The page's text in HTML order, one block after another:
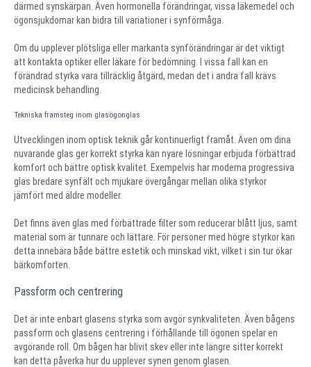
därmed synskärpan. Även hormonella förändringar, vissa läkemedel och
ögonsjukdomar kan bidra till variationer i synförmåga.
Om du upplever plötsliga eller markanta synförändringar är det viktigt
att kontakta optiker eller läkare för bedömning. I vissa fall kan en
förändrad styrka vara tillräcklig åtgärd, medan det i andra fall krävs
medicinsk behandling.
Tekniska framsteg inom glasögonglas
Utvecklingen inom optisk teknik går kontinuerligt framåt. Även om dina
nuvarande glas ger korrekt styrka kan nyare lösningar erbjuda förbättrad
komfort och bättre optisk kvalitet. Exempelvis har moderna progressiva
glas bredare synfält och mjukare övergångar mellan olika styrkor
jämfört med äldre modeller.
Det finns även glas med förbättrade filter som reducerar blått ljus, samt
material som är tunnare och lättare. För personer med högre styrkor kan
detta innebära både bättre estetik och minskad vikt, vilket i sin tur ökar
bärkomforten.
Passform och centrering
Det är inte enbart glasens styrka som avgör synkvaliteten. Även bågens
passform och glasens centrering i förhållande till ögonen spelar en
avgörande roll. Om bågen har blivit skev eller inte längre sitter korrekt
kan detta påverka hur du upplever synen genom glasen.